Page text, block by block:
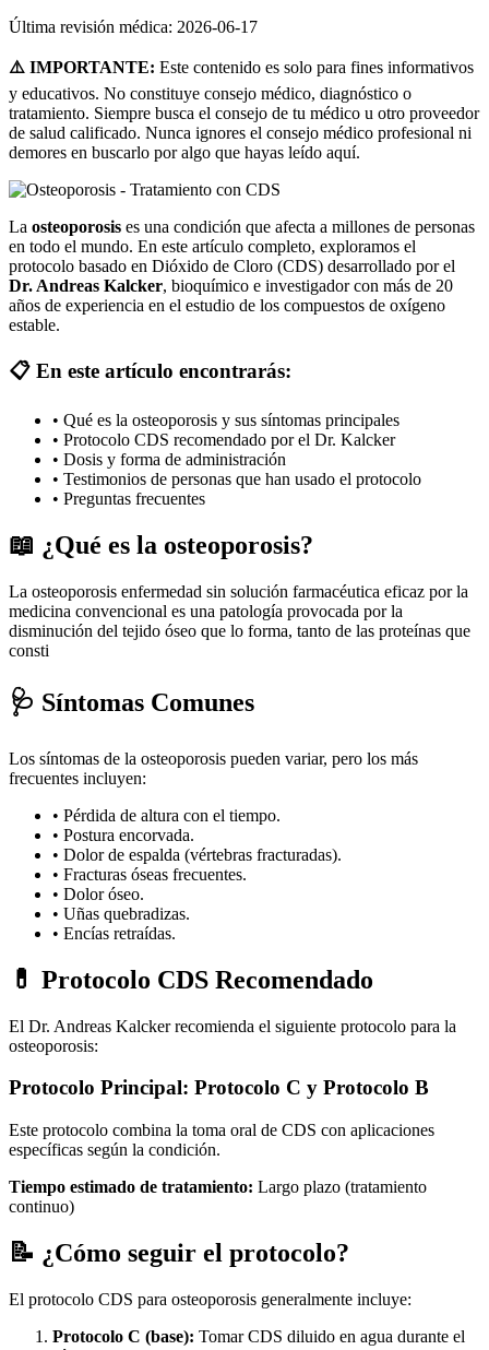
Última revisión médica: 2026-06-17
⚠️ IMPORTANTE: Este contenido es solo para fines informativos
y educativos. No constituye consejo médico, diagnóstico o
tratamiento. Siempre busca el consejo de tu médico u otro proveedor
de salud calificado. Nunca ignores el consejo médico profesional ni
demores en buscarlo por algo que hayas leído aquí.
La osteoporosis es una condición que afecta a millones de personas
en todo el mundo. En este artículo completo, exploramos el
protocolo basado en Dióxido de Cloro (CDS) desarrollado por el
Dr. Andreas Kalcker, bioquímico e investigador con más de 20
años de experiencia en el estudio de los compuestos de oxígeno
estable.
📋 En este artículo encontrarás:
• Qué es la osteoporosis y sus síntomas principales
• Protocolo CDS recomendado por el Dr. Kalcker
• Dosis y forma de administración
• Testimonios de personas que han usado el protocolo
• Preguntas frecuentes
📖 ¿Qué es la osteoporosis?
La osteoporosis enfermedad sin solución farmacéutica eficaz por la
medicina convencional es una patología provocada por la
disminución del tejido óseo que lo forma, tanto de las proteínas que
consti
🩺 Síntomas Comunes
Los síntomas de la osteoporosis pueden variar, pero los más
frecuentes incluyen:
• Pérdida de altura con el tiempo.
• Postura encorvada.
• Dolor de espalda (vértebras fracturadas).
• Fracturas óseas frecuentes.
• Dolor óseo.
• Uñas quebradizas.
• Encías retraídas.
💊 Protocolo CDS Recomendado
El Dr. Andreas Kalcker recomienda el siguiente protocolo para la
osteoporosis:
Protocolo Principal: Protocolo C y Protocolo B
Este protocolo combina la toma oral de CDS con aplicaciones
específicas según la condición.
Tiempo estimado de tratamiento: Largo plazo (tratamiento
continuo)
📝 ¿Cómo seguir el protocolo?
El protocolo CDS para osteoporosis generalmente incluye:
Protocolo C (base): Tomar CDS diluido en agua durante el